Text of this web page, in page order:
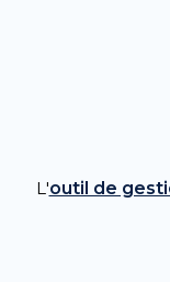
L'outil de